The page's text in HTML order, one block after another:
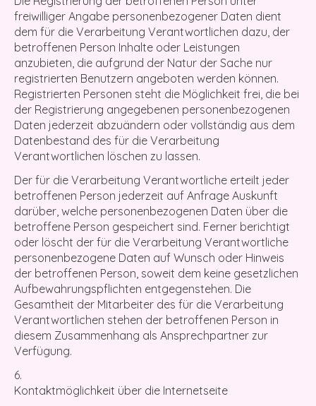
freiwilliger Angabe personenbezogener Daten dient
dem für die Verarbeitung Verantwortlichen dazu, der
betroffenen Person Inhalte oder Leistungen
anzubieten, die aufgrund der Natur der Sache nur
registrierten Benutzern angeboten werden können.
Registrierten Personen steht die Möglichkeit frei, die bei
der Registrierung angegebenen personenbezogenen
Daten jederzeit abzuändern oder vollständig aus dem
Datenbestand des für die Verarbeitung
Verantwortlichen löschen zu lassen.
Der für die Verarbeitung Verantwortliche erteilt jeder
betroffenen Person jederzeit auf Anfrage Auskunft
darüber, welche personenbezogenen Daten über die
betroffene Person gespeichert sind. Ferner berichtigt
oder löscht der für die Verarbeitung Verantwortliche
personenbezogene Daten auf Wunsch oder Hinweis
der betroffenen Person, soweit dem keine gesetzlichen
Aufbewahrungspflichten entgegenstehen. Die
Gesamtheit der Mitarbeiter des für die Verarbeitung
Verantwortlichen stehen der betroffenen Person in
diesem Zusammenhang als Ansprechpartner zur
Verfügung.
Kontaktmöglichkeit über die Internetseite